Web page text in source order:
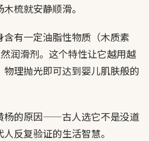
梳就安静顺滑。
有一定油脂性物质（木质素
润滑剂。这个特性让它越用越
理抛光即可达到婴儿肌肤般的
杨的原因——古人选它不是没道
反复验证的生活智慧。